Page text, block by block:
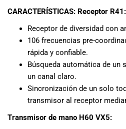
precios
nuestra
física en
CARACTERÍSTICAS: Receptor R41:
Receptor de diversidad con
106 frecuencias pre-
rápida y confiable.
Búsqueda automática de un
un canal claro.
Sincronización de un solo
transmisor al receptor
Transmisor de mano H60 VX5: